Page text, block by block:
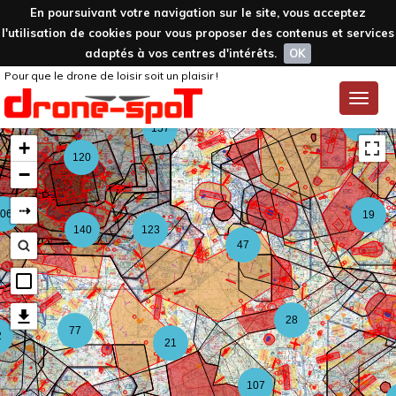
En poursuivant votre navigation sur le site, vous acceptez
l'utilisation de cookies pour vous proposer des contenus et services
adaptés à vos centres d'intérêts.
OK
Toggle
Pour que le drone de loisir soit un plaisir !
107
77
123
157
47
28
19
21
140
120
+
−
⇢